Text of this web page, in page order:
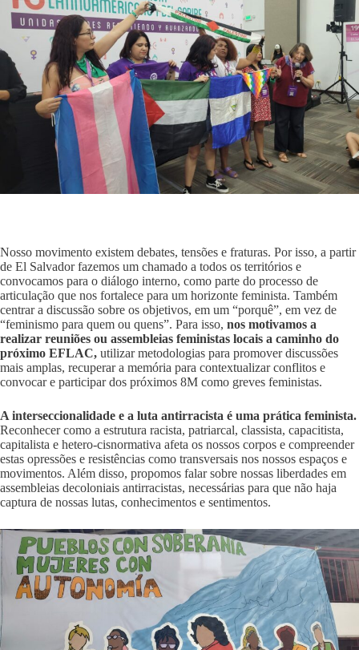
Nosso movimento existem debates, tensões e fraturas. Por isso, a partir
de El Salvador fazemos um chamado a todos os territórios e
convocamos para o diálogo interno, como parte do processo de
articulação que nos fortalece para um horizonte feminista. Também
centrar a discussão sobre os objetivos, em um “porquê”, em vez de
“feminismo para quem ou quens”. Para isso, nos motivamos a
realizar reuniões ou assembleias feministas locais a caminho do
próximo EFLAC, utilizar metodologias para promover discussões
mais amplas, recuperar a memória para contextualizar conflitos e
convocar e participar dos próximos 8M como greves feministas.
A interseccionalidade e a luta antirracista é uma prática feminista.
Reconhecer como a estrutura racista, patriarcal, classista, capacitista,
capitalista e hetero-cisnormativa afeta os nossos corpos e compreender
estas opressões e resistências como transversais nos nossos espaços e
movimentos. Além disso, propomos falar sobre nossas liberdades em
assembleias decoloniais antirracistas, necessárias para que não haja
captura de nossas lutas, conhecimentos e sentimentos.